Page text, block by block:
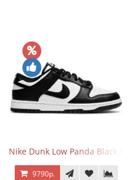
Nike Dunk Low Panda Black White
9790р.